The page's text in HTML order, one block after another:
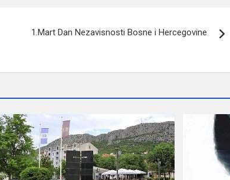
1.Mart Dan Nezavisnosti Bosne i Hercegovine